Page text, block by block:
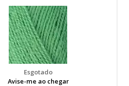
Avise-me ao chegar